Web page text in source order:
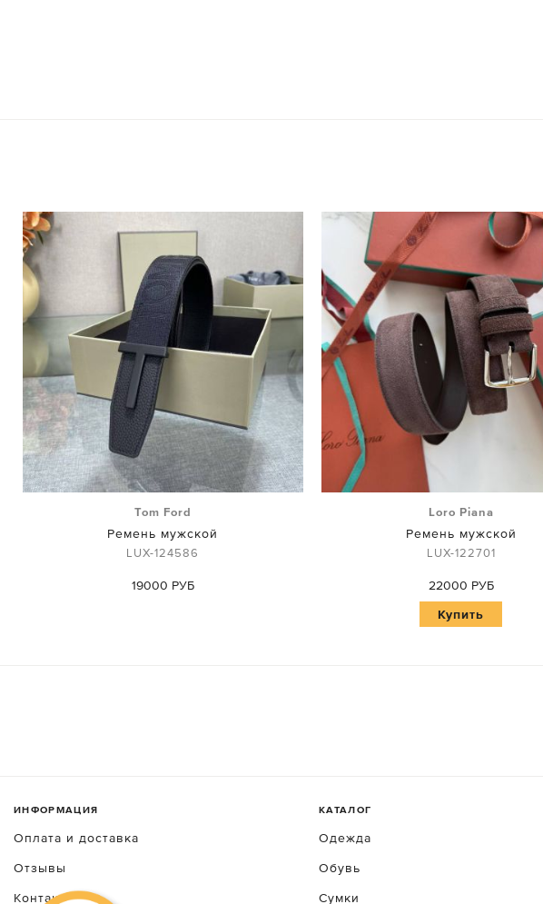
Tom Ford
Ремень мужской
LUX-124586
19000 РУБ
Loro Piana
Ремень мужской
LUX-122701
22000 РУБ
Купить
ИНФОРМАЦИЯ
Оплата и доставка
Отзывы
Контакты
КАТАЛОГ
Одежда
Обувь
Сумки